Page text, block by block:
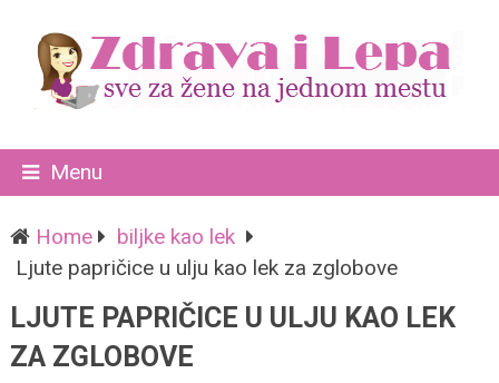
Menu
Home
biljke kao lek
Ljute papričice u ulju kao lek za zglobove
LJUTE PAPRIČICE U ULJU KAO LEK
ZA ZGLOBOVE